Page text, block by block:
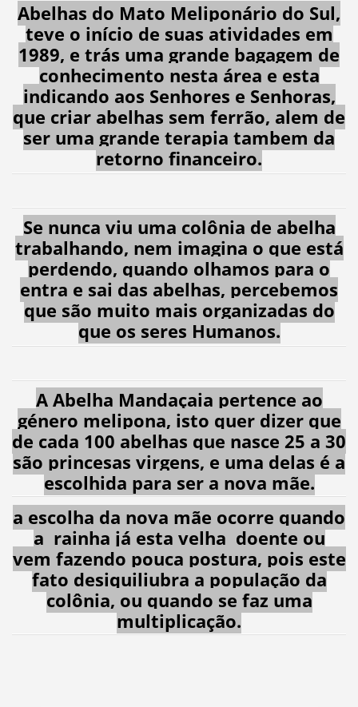
Abelhas do Mato Meliponário do Sul,
teve o início de suas atividades em
1989, e trás uma grande bagagem de
conhecimento nesta área e esta
indicando aos Senhores e Senhoras,
que criar abelhas sem ferrão, alem de
ser uma grande terapia tambem da
retorno financeiro.
Se nunca viu uma colônia de abelha
trabalhando, nem imagina o que está
perdendo, quando olhamos para o
entra e sai das abelhas, percebemos
que são muito mais organizadas do
que os seres Humanos.
A Abelha Mandaçaia pertence ao
género melipona, isto quer dizer que
de cada 100 abelhas que nasce 25 a 30
são princesas virgens, e uma delas é a
escolhida para ser a nova mãe.
a escolha da nova mãe ocorre quando
a rainha já esta velha doente ou
vem fazendo pouca postura, pois este
fato desiquiliubra a população da
colônia, ou quando se faz uma
multiplicação.